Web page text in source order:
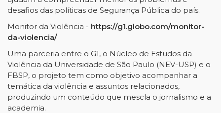
desafios das políticas de Segurança Pública do país.
Monitor da Violência - https://g1.globo.com/monitor-
da-violencia/
Uma parceria entre o G1, o Núcleo de Estudos da
Violência da Universidade de São Paulo (NEV-USP) e o
FBSP, o projeto tem como objetivo acompanhar a
temática da violência e assuntos relacionados,
produzindo um conteúdo que mescla o jornalismo e a
academia.